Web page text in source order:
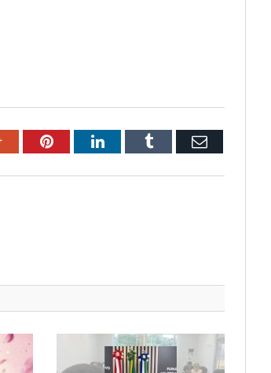
Google+PinterestLinkedInTumblr Email